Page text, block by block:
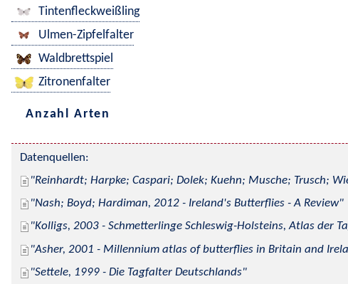
Tintenfleckweißling
Ulmen-Zipfelfalter
Waldbrettspiel
Zitronenfalter
Anzahl Arten
Datenquellen:
Reinhardt; Harpke; Caspari; Dolek; Kuehn; Musche; Trusch;
Nash; Boyd; Hardiman, 2012 - Ireland's Butterflies - A Review
Kolligs, 2003 - Schmetterlinge Schleswig-Holsteins, Atlas der
Asher, 2001 - Millennium atlas of butterflies in Britain and
Settele, 1999 - Die Tagfalter Deutschlands